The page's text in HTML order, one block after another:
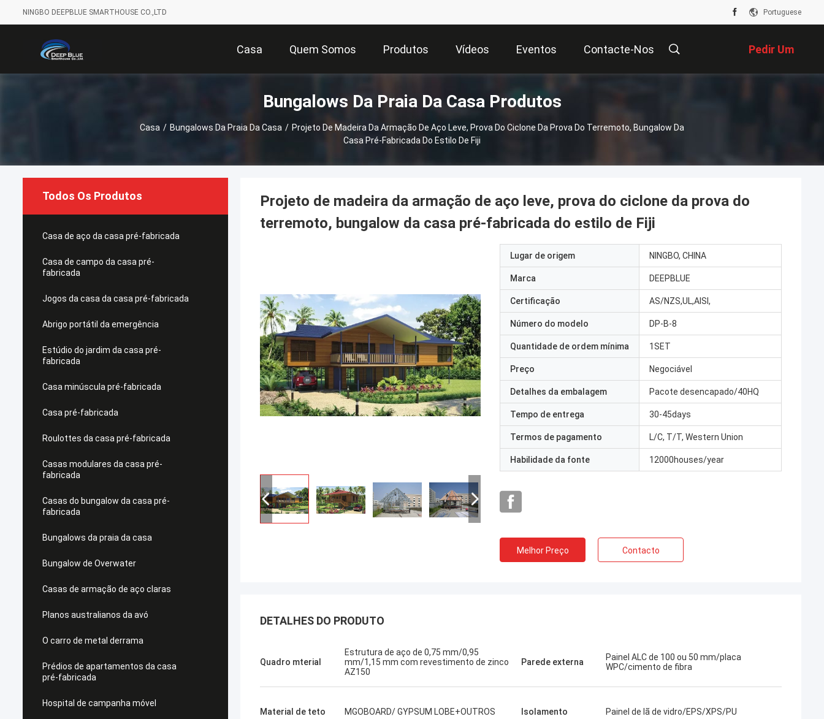
NINGBO DEEPBLUE SMARTHOUSE CO.,LTD Portuguese
Casa Quem Somos Produtos Vídeos Eventos Contacte-Nos Pedir Um
Orçamento
Bungalows Da Praia Da Casa Produtos
Casa / Bungalows Da Praia Da Casa / Projeto De Madeira Da Armação De Aço Leve, Prova Do Ciclone Da Prova Do Terremoto, Bungalow Da
Casa Pré-Fabricada Do Estilo De Fiji
Todos Os Produtos
Casa de aço da casa pré-fabricada
Casa de campo da casa pré-
fabricada
Jogos da casa da casa pré-fabricada
Abrigo portátil da emergência
Estúdio do jardim da casa pré-
fabricada
Casa minúscula pré-fabricada
Casa pré-fabricada
Roulottes da casa pré-fabricada
Casas modulares da casa pré-
fabricada
Casas do bungalow da casa pré-
fabricada
Bungalows da praia da casa
Bungalow de Overwater
Casas de armação de aço claras
Planos australianos da avó
O carro de metal derrama
Prédios de apartamentos da casa
pré-fabricada
Hospital de campanha móvel
Projeto de madeira da armação de aço leve, prova do ciclone da prova do
terremoto, bungalow da casa pré-fabricada do estilo de Fiji
Lugar de origem NINGBO, CHINA
Marca DEEPBLUE
Certificação AS/NZS,UL,AISI,
Número do modelo DP-B-8
Quantidade de ordem mínima 1SET
Preço Negociável
Detalhes da embalagem Pacote desencapado/40HQ
Tempo de entrega 30-45days
Termos de pagamento L/C, T/T, Western Union
Habilidade da fonte 12000houses/year
Melhor Preço Contacto
DETALHES DO PRODUTO
Quadro mterial
Estrutura de aço de 0,75 mm/0,95
mm/1,15 mm com revestimento de zinco
AZ150
Parede externa
Painel ALC de 100 ou 50 mm/placa
WPC/cimento de fibra
Material de teto MGOBOARD/ GYPSUM LOBE+OUTROS Isolamento Painel de lã de vidro/EPS/XPS/PU